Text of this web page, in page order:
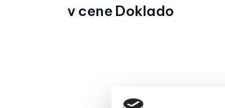
v cene Doklado